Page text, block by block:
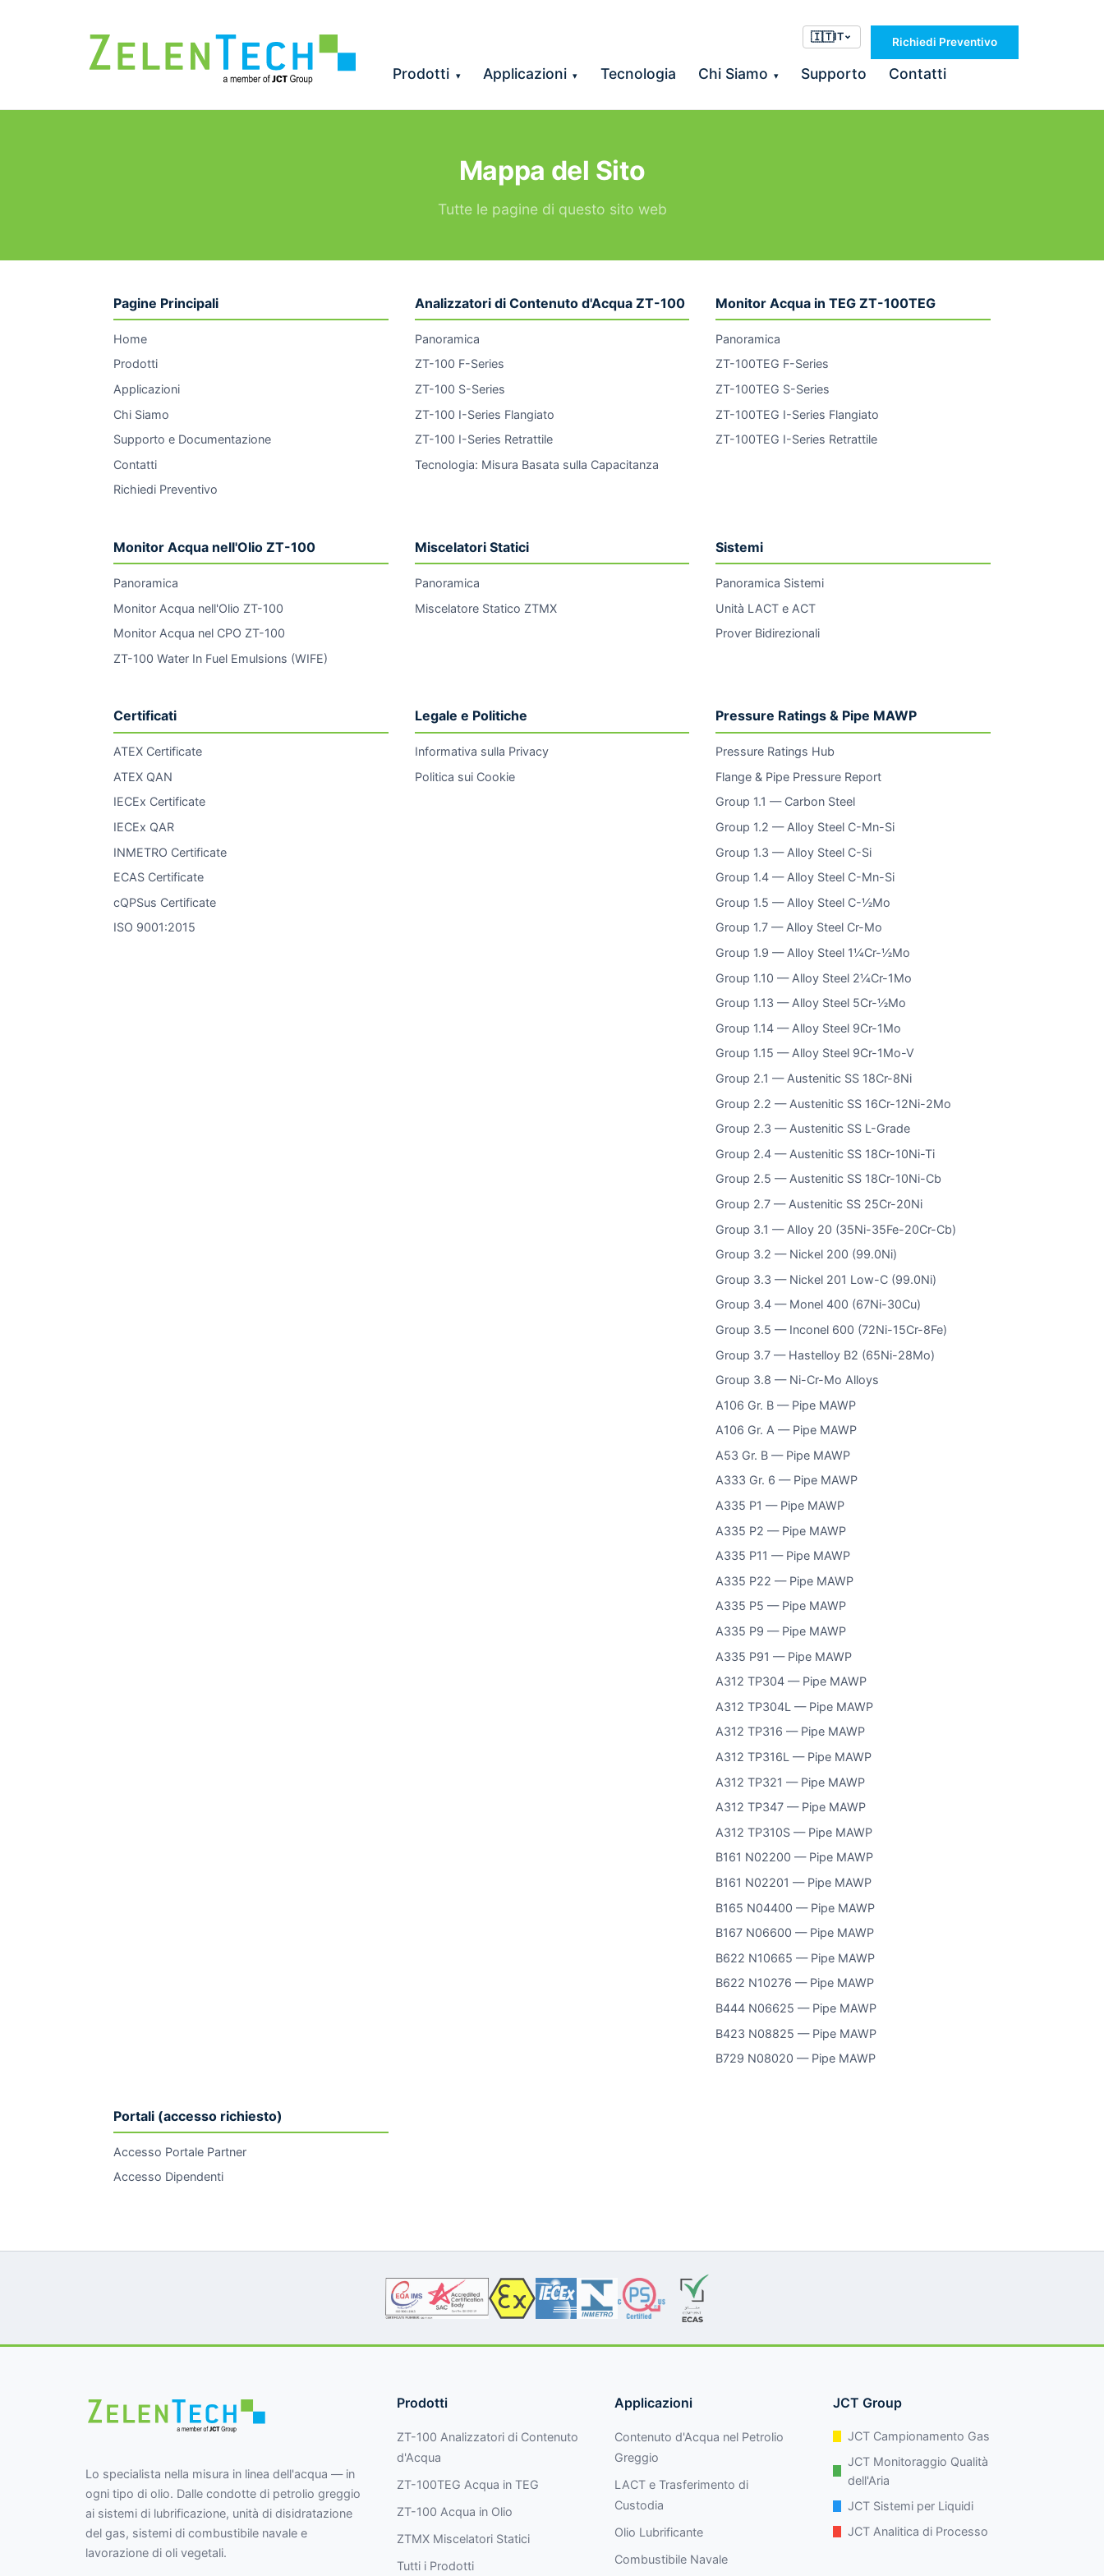
🇮🇹IT Richiedi Preventivo
Prodotti ▾ Applicazioni ▾ Tecnologia Chi Siamo ▾ Supporto Contatti
Mappa del Sito
Tutte le pagine di questo sito web
Pagine Principali
Home
Prodotti
Applicazioni
Chi Siamo
Supporto e Documentazione
Contatti
Richiedi Preventivo
Analizzatori di Contenuto d'Acqua ZT-100
Panoramica
ZT-100 F-Series
ZT-100 S-Series
ZT-100 I-Series Flangiato
ZT-100 I-Series Retrattile
Tecnologia: Misura Basata sulla Capacitanza
Monitor Acqua in TEG ZT-100TEG
Panoramica
ZT-100TEG F-Series
ZT-100TEG S-Series
ZT-100TEG I-Series Flangiato
ZT-100TEG I-Series Retrattile
Monitor Acqua nell'Olio ZT-100
Panoramica
Monitor Acqua nell'Olio ZT-100
Monitor Acqua nel CPO ZT-100
ZT-100 Water In Fuel Emulsions (WIFE)
Miscelatori Statici
Panoramica
Miscelatore Statico ZTMX
Sistemi
Panoramica Sistemi
Unità LACT e ACT
Prover Bidirezionali
Certificati
ATEX Certificate
ATEX QAN
IECEx Certificate
IECEx QAR
INMETRO Certificate
ECAS Certificate
cQPSus Certificate
ISO 9001:2015
Legale e Politiche
Informativa sulla Privacy
Politica sui Cookie
Pressure Ratings & Pipe MAWP
Pressure Ratings Hub
Flange & Pipe Pressure Report
Group 1.1 — Carbon Steel
Group 1.2 — Alloy Steel C-Mn-Si
Group 1.3 — Alloy Steel C-Si
Group 1.4 — Alloy Steel C-Mn-Si
Group 1.5 — Alloy Steel C-½Mo
Group 1.7 — Alloy Steel Cr-Mo
Group 1.9 — Alloy Steel 1¼Cr-½Mo
Group 1.10 — Alloy Steel 2¼Cr-1Mo
Group 1.13 — Alloy Steel 5Cr-½Mo
Group 1.14 — Alloy Steel 9Cr-1Mo
Group 1.15 — Alloy Steel 9Cr-1Mo-V
Group 2.1 — Austenitic SS 18Cr-8Ni
Group 2.2 — Austenitic SS 16Cr-12Ni-2Mo
Group 2.3 — Austenitic SS L-Grade
Group 2.4 — Austenitic SS 18Cr-10Ni-Ti
Group 2.5 — Austenitic SS 18Cr-10Ni-Cb
Group 2.7 — Austenitic SS 25Cr-20Ni
Group 3.1 — Alloy 20 (35Ni-35Fe-20Cr-Cb)
Group 3.2 — Nickel 200 (99.0Ni)
Group 3.3 — Nickel 201 Low-C (99.0Ni)
Group 3.4 — Monel 400 (67Ni-30Cu)
Group 3.5 — Inconel 600 (72Ni-15Cr-8Fe)
Group 3.7 — Hastelloy B2 (65Ni-28Mo)
Group 3.8 — Ni-Cr-Mo Alloys
A106 Gr. B — Pipe MAWP
A106 Gr. A — Pipe MAWP
A53 Gr. B — Pipe MAWP
A333 Gr. 6 — Pipe MAWP
A335 P1 — Pipe MAWP
A335 P2 — Pipe MAWP
A335 P11 — Pipe MAWP
A335 P22 — Pipe MAWP
A335 P5 — Pipe MAWP
A335 P9 — Pipe MAWP
A335 P91 — Pipe MAWP
A312 TP304 — Pipe MAWP
A312 TP304L — Pipe MAWP
A312 TP316 — Pipe MAWP
A312 TP316L — Pipe MAWP
A312 TP321 — Pipe MAWP
A312 TP347 — Pipe MAWP
A312 TP310S — Pipe MAWP
B161 N02200 — Pipe MAWP
B161 N02201 — Pipe MAWP
B165 N04400 — Pipe MAWP
B167 N06600 — Pipe MAWP
B622 N10665 — Pipe MAWP
B622 N10276 — Pipe MAWP
B444 N06625 — Pipe MAWP
B423 N08825 — Pipe MAWP
B729 N08020 — Pipe MAWP
Portali (accesso richiesto)
Accesso Portale Partner
Accesso Dipendenti
Lo specialista nella misura in linea dell'acqua — in
ogni tipo di olio. Dalle condotte di petrolio greggio
ai sistemi di lubrificazione, unità di disidratazione
del gas, sistemi di combustibile navale e
lavorazione di oli vegetali.
Prodotti
ZT-100 Analizzatori di Contenuto
d'Acqua
ZT-100TEG Acqua in TEG
ZT-100 Acqua in Olio
ZTMX Miscelatori Statici
Tutti i Prodotti
Applicazioni
Contenuto d'Acqua nel Petrolio
Greggio
LACT e Trasferimento di
Custodia
Olio Lubrificante
Combustibile Navale
JCT Group
JCT Campionamento Gas
JCT Monitoraggio Qualità
dell'Aria
JCT Sistemi per Liquidi
JCT Analitica di Processo